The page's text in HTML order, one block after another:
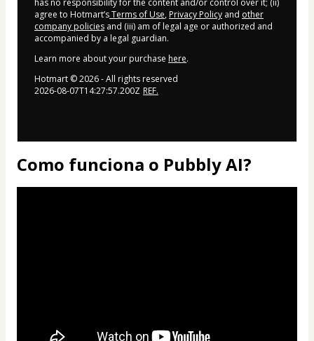
has no responsibility for the content and/or control over it; (ii)
agree to Hotmart’sTerms of Use, Privacy Policy and other
company policies and (iii) am of legal age or authorized and
accompanied by a legal guardian.
Learn more about your purchase here.
Hotmart ©2026- All rights reserved
2026-08-07T14:27:57.200Z REF.
Como funciona o Pubbly AI?